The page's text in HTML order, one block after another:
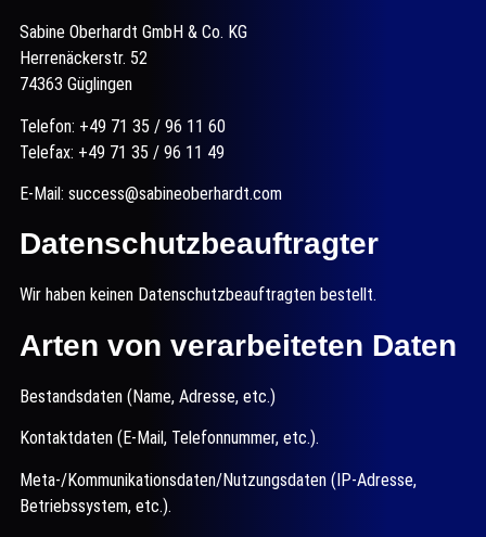
Sabine Oberhardt GmbH & Co. KG
Herrenäckerstr. 52
74363 Güglingen
Telefon: +49 71 35 / 96 11 60
Telefax: +49 71 35 / 96 11 49
E-Mail: success@sabineoberhardt.com
Datenschutzbeauftragter
Wir haben keinen Datenschutzbeauftragten bestellt.
Arten von verarbeiteten Daten
Bestandsdaten (Name, Adresse, etc.)
Kontaktdaten (E-Mail, Telefonnummer, etc.).
Meta-/Kommunikationsdaten/Nutzungsdaten (IP-Adresse,
Betriebssystem, etc.).